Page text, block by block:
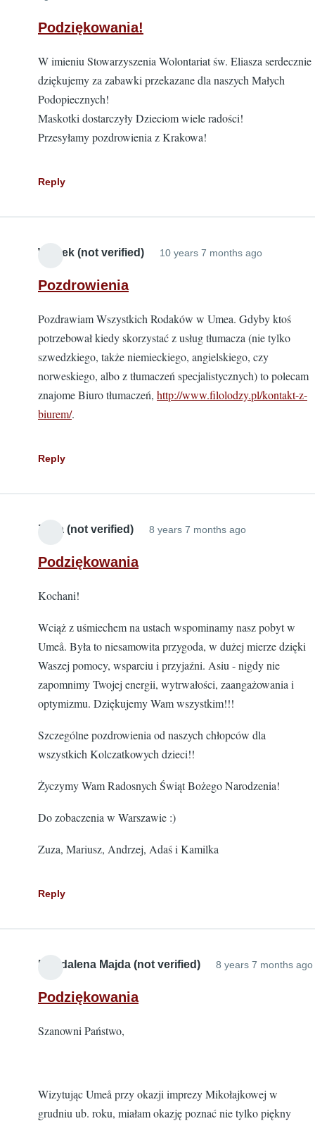
Podziękowania!
W imieniu Stowarzyszenia Wolontariat św. Eliasza serdecznie
dziękujemy za zabawki przekazane dla naszych Małych
Podopiecznych!
Maskotki dostarczyły Dzieciom wiele radości!
Przesyłamy pozdrowienia z Krakowa!
Reply
Wojtek (not verified) 10 years 7 months ago
Pozdrowienia
Pozdrawiam Wszystkich Rodaków w Umea. Gdyby ktoś
potrzebował kiedy skorzystać z usług tłumacza (nie tylko
szwedzkiego, także niemieckiego, angielskiego, czy
norweskiego, albo z tłumaczeń specjalistycznych) to polecam
znajome Biuro tłumaczeń, http://www.filolodzy.pl/kontakt-z-
biurem/.
Reply
Zuza (not verified) 8 years 7 months ago
Podziękowania
Kochani!
Wciąż z uśmiechem na ustach wspominamy nasz pobyt w
Umeå. Była to niesamowita przygoda, w dużej mierze dzięki
Waszej pomocy, wsparciu i przyjaźni. Asiu - nigdy nie
zapomnimy Twojej energii, wytrwałości, zaangażowania i
optymizmu. Dziękujemy Wam wszystkim!!!
Szczególne pozdrowienia od naszych chłopców dla
wszystkich Kolczatkowych dzieci!!
Życzymy Wam Radosnych Świąt Bożego Narodzenia!
Do zobaczenia w Warszawie :)
Zuza, Mariusz, Andrzej, Adaś i Kamilka
Reply
Magdalena Majda (not verified) 8 years 7 months ago
Podziękowania
Szanowni Państwo,
Wizytując Umeå przy okazji imprezy Mikołajkowej w
grudniu ub. roku, miałam okazję poznać nie tylko piękny